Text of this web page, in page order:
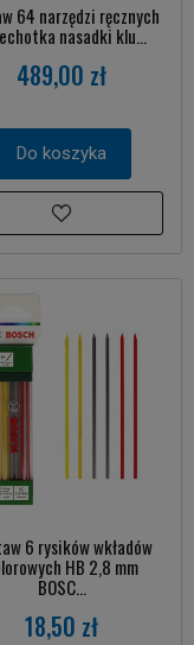
64 narzędzi ręcznych
nasadki klu...
489,00 zł
Do koszyka
6 rysików wkładów
HB 2,8 mm
BOSC...
18,50 zł